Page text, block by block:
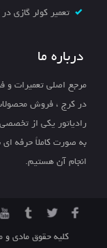
تعمیر کولر گازی
درباره ما
مرجع اصلی تعمیرات و
در کرج ، فروش
رادیاتور یکی از
به صورت کاملاً حرفه
انجام آن هستیم.
کلیه حقوق مادی